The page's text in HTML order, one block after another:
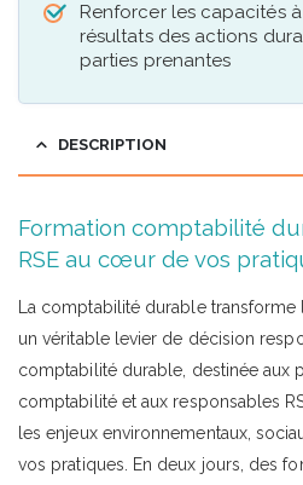
Renforcer les capacités
résultats des actions
parties prenantes
DESCRIPTION
Formation comptabilité
RSE au cœur de vos
La comptabilité durable transforme
un véritable levier de décision
comptabilité durable, destinée aux
comptabilité et aux responsables
les enjeux environnementaux,
vos pratiques. En deux jours, des